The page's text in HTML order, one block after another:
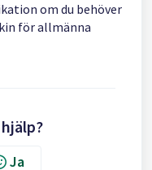
om du behöver
för allmänna
Ja